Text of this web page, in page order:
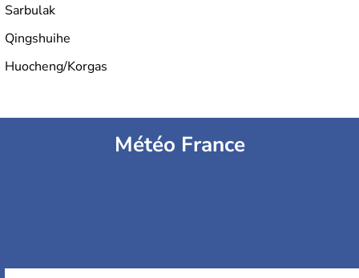
Sarbulak
Qingshuihe
Huocheng/Korgas
Météo France